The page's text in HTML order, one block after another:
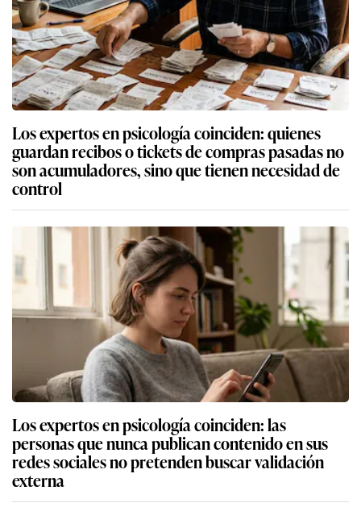
Los expertos en psicología coinciden: quienes
guardan recibos o tickets de compras pasadas no
son acumuladores, sino que tienen necesidad de
control
Los expertos en psicología coinciden: las
personas que nunca publican contenido en sus
redes sociales no pretenden buscar validación
externa